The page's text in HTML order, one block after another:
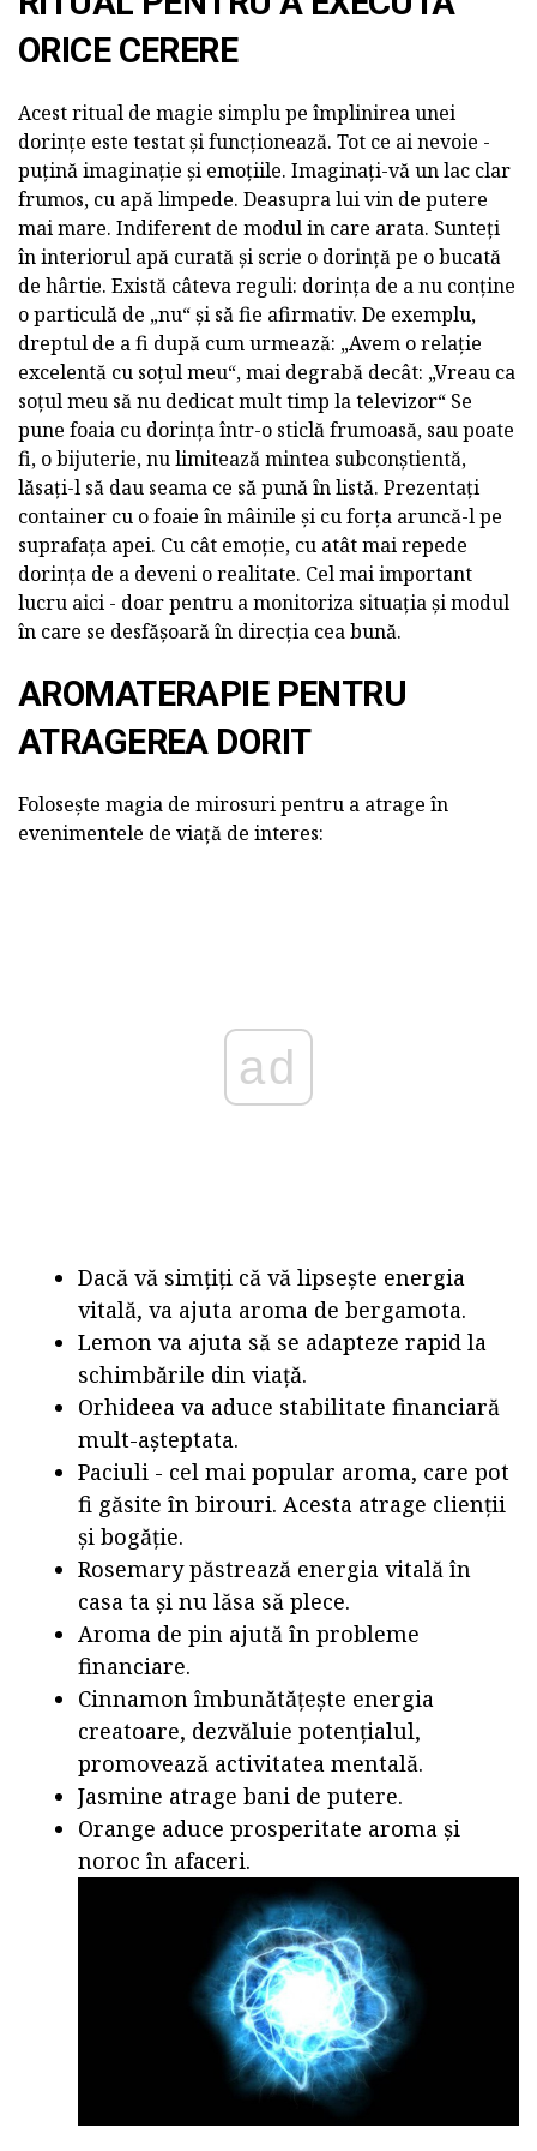
ORICE CERERE
Acest ritual de magie simplu pe împlinirea unei
dorințe este testat și funcționează. Tot ce ai nevoie -
puțină imaginație și emoțiile. Imaginați-vă un lac clar
frumos, cu apă limpede. Deasupra lui vin de putere
mai mare. Indiferent de modul in care arata. Sunteți
în interiorul apă curată și scrie o dorință pe o bucată
de hârtie. Există câteva reguli: dorința de a nu conține
o particulă de „nu“ și să fie afirmativ. De exemplu,
dreptul de a fi după cum urmează: „Avem o relație
excelentă cu soțul meu“, mai degrabă decât: „Vreau ca
soțul meu să nu dedicat mult timp la televizor“ Se
pune foaia cu dorința într-o sticlă frumoasă, sau poate
fi, o bijuterie, nu limitează mintea subconștientă,
lăsați-l să dau seama ce să pună în listă. Prezentați
container cu o foaie în mâinile și cu forța aruncă-l pe
suprafața apei. Cu cât emoție, cu atât mai repede
dorința de a deveni o realitate. Cel mai important
lucru aici - doar pentru a monitoriza situația și modul
în care se desfășoară în direcția cea bună.
AROMATERAPIE PENTRU
ATRAGEREA DORIT
Folosește magia de mirosuri pentru a atrage în
evenimentele de viață de interes:
ad
Dacă vă simțiți că vă lipsește energia
vitală, va ajuta aroma de bergamota.
Lemon va ajuta să se adapteze rapid la
schimbările din viață.
Orhideea va aduce stabilitate financiară
mult-așteptata.
Paciuli - cel mai popular aroma, care pot
fi găsite în birouri. Acesta atrage clienții
și bogăție.
Rosemary păstrează energia vitală în
casa ta și nu lăsa să plece.
Aroma de pin ajută în probleme
financiare.
Cinnamon îmbunătățește energia
creatoare, dezvăluie potențialul,
promovează activitatea mentală.
Jasmine atrage bani de putere.
Orange aduce prosperitate aroma și
noroc în afaceri.